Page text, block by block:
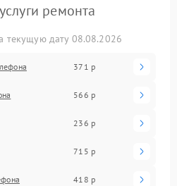
ремонта
текущую дату 08.08.2026
371 р
566 р
236 р
715 р
418 р